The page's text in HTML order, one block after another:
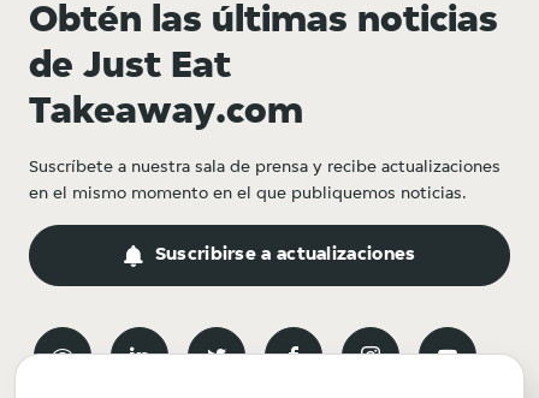
Obtén las últimas noticias
de Just Eat
Takeaway.com
Suscríbete a nuestra sala de prensa y recibe actualizaciones
en el mismo momento en el que publiquemos noticias.
Suscribirse a actualizaciones